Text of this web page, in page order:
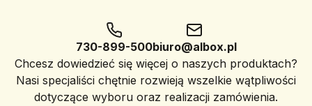
730-899-500biuro@albox.pl
Chcesz dowiedzieć się więcej o naszych produktach?
Nasi specjaliści chętnie rozwieją wszelkie wątpliwości
dotyczące wyboru oraz realizacji zamówienia.